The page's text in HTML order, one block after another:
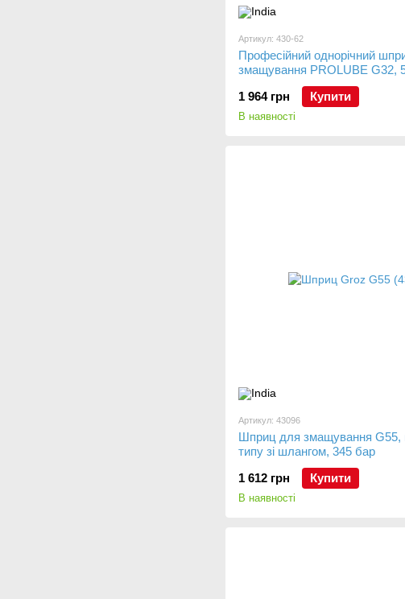
Артикул: 430-62
Професійний однорічний
змащування PROLUBE G32,
1 964 грн
Купити
В наявності
Артикул: 43096
Шприц для змащування G55,
типу зі шлангом, 345 бар
1 612 грн
Купити
В наявності